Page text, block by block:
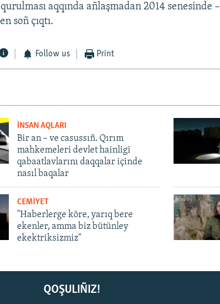
aqqında añlaşmadan 2014 senesinde –
soñ çıqtı.
Follow us Print
İNSAN AQLARI
Bir an – ve casussıñ. Qırım
mahkemeleri devlet hainligi
qabaatlavlarını daqqalar içinde
nasıl baqalar
CEMİYET
"Haberlerge köre, yarıq bere
ekenler, amma biz bütünley
ekektriksizmiz"
QOŞULIÑIZ!